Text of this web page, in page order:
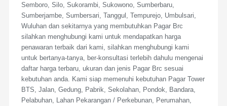
Semboro, Silo, Sukorambi, Sukowono, Sumberbaru,
Sumberjambe, Sumbersari, Tanggul, Tempurejo, Umbulsari,
Wuluhan dan sekitarnya yang membutuhkan Pagar Brc
silahkan menghubungi kami untuk mendapatkan harga
penawaran terbaik dari kami, silahkan menghubungi kami
untuk bertanya-tanya, ber-konsultasi terlebih dahulu mengenai
daftar harga terbaru, ukuran dan jenis Pagar Brc sesuai
kebutuhan anda. Kami siap memenuhi kebutuhan Pagar Tower
BTS, Jalan, Gedung, Pabrik, Sekolahan, Pondok, Bandara,
Pelabuhan, Lahan Pekarangan / Perkebunan, Perumahan,